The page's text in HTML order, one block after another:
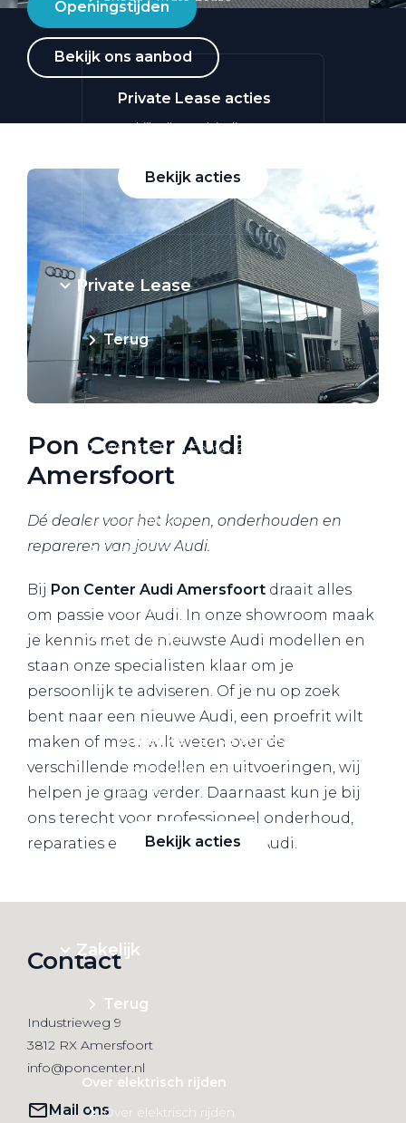
Private Lease acties
Bekijk alle aanbiedingen
Bekijk acties
Private Lease
Terug
Website Pon Center Zakelijk
Zakelijke oplossingen
Lease aanbod
Leasevormen
Lease acties
Lease a Bike
Zakelijke Lease acties
Profiteer van zakelijk
voordeel
Bekijk acties
Zakelijk
Terug
Over elektrisch rijden
Over elektrisch rijden
Openingstijden
Bekijk ons aanbod
Pon Center Audi
Amersfoort
Dé dealer voor het kopen, onderhouden en
repareren van jouw Audi.
Bij Pon Center Audi Amersfoort draait alles
om passie voor Audi. In onze showroom maak
je kennis met de nieuwste Audi modellen en
staan onze specialisten klaar om je
persoonlijk te adviseren. Of je nu op zoek
bent naar een nieuwe Audi, een proefrit wilt
maken of meer wilt weten over de
verschillende modellen en uitvoeringen, wij
helpen je graag verder. Daarnaast kun je bij
ons terecht voor professioneel onderhoud,
reparaties en service aan jouw Audi.
Contact
Industrieweg 9
3812 RX Amersfoort
info@poncenter.nl
Mail ons